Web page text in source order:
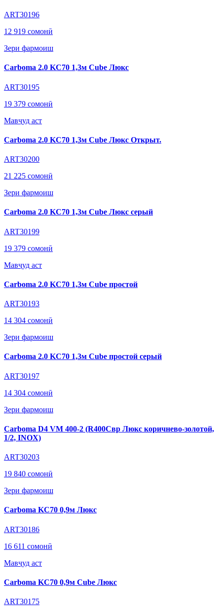
ART30196
12 919 сомонӣ
Зери фармоиш
Carboma 2.0 KC70 1,3м Cube Люкс
ART30195
19 379 сомонӣ
Мавҷуд аст
Carboma 2.0 KC70 1,3м Cube Люкс Открыт.
ART30200
21 225 сомонӣ
Зери фармоиш
Carboma 2.0 KC70 1,3м Cube Люкс серый
ART30199
19 379 сомонӣ
Мавҷуд аст
Carboma 2.0 KC70 1,3м Cube простой
ART30193
14 304 сомонӣ
Зери фармоиш
Carboma 2.0 KC70 1,3м Cube простой серый
ART30197
14 304 сомонӣ
Зери фармоиш
Carboma D4 VM 400-2 (R400Cвр Люкс коричнево-золотой,
1/2, INOX)
ART30203
19 840 сомонӣ
Зери фармоиш
Carboma KC70 0,9м Люкс
ART30186
16 611 сомонӣ
Мавҷуд аст
Carboma KC70 0,9м Cube Люкс
ART30175